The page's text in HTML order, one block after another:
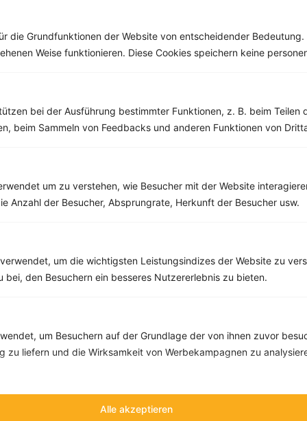
die Grundfunktionen der Website von entscheidender Bedeutung.
Weise funktionieren. Diese Cookies speichern keine
bei der Ausführung bestimmter Funktionen, z. B. beim Teilen
beim Sammeln von Feedbacks und anderen Funktionen von
um zu verstehen, wie Besucher mit der Website
Anzahl der Besucher, Absprungrate, Herkunft der Besucher usw.
um die wichtigsten Leistungsindizes der Website zu
bei, den Besuchern ein besseres Nutzererlebnis zu bieten.
um Besuchern auf der Grundlage der von ihnen zuvor
zu liefern und die Wirksamkeit von Werbekampagnen zu
Alle akzeptieren
‹ ›
Fett:15 g
16 g
Kohlehydrate:
Rezepte mit 400 bis 500 kcal
Omelett mit Krabben und Zucchini
Fett:32 g
Eiweiß:37 g